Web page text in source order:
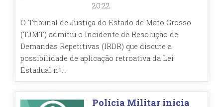
20:22
O Tribunal de Justiça do Estado de Mato Grosso
(TJMT) admitiu o Incidente de Resolução de
Demandas Repetitivas (IRDR) que discute a
possibilidade de aplicação retroativa da Lei
Estadual nº...
Polícia Militar inicia